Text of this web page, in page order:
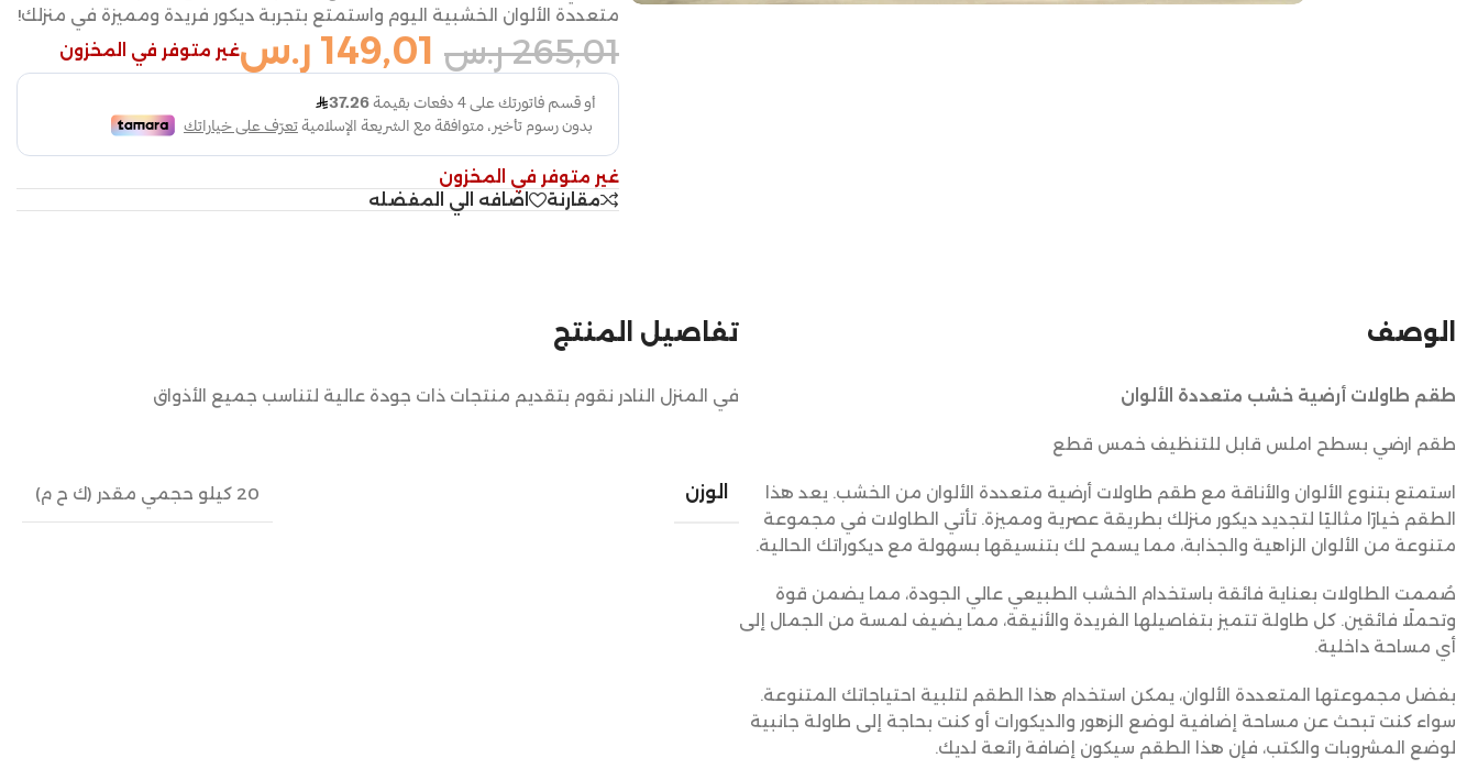
متعددة الألوان الخشبية اليوم واستمتع بتجربة ديكور فريدة ومميزة في منزلك!
265,01 ر.س 149,01 ر.سغير متوفر في المخزون
غير متوفر في المخزون
مقارنة
اضافه الي المفضله
تفاصيل المنتج
في المنزل النادر نقوم بتقديم منتجات ذات جودة عالية لتناسب جميع الأذواق
الوزن 20 كيلو حجمي مقدر (ك ح م)
الوصف
طقم طاولات أرضية خشب متعددة الألوان
طقم ارضي بسطح املس قابل للتنظيف خمس قطع
استمتع بتنوع الألوان والأناقة مع طقم طاولات أرضية متعددة الألوان من الخشب. يعد هذا
الطقم خيارًا مثاليًا لتجديد ديكور منزلك بطريقة عصرية ومميزة. تأتي الطاولات في مجموعة
متنوعة من الألوان الزاهية والجذابة، مما يسمح لك بتنسيقها بسهولة مع ديكوراتك الحالية.
صُممت الطاولات بعناية فائقة باستخدام الخشب الطبيعي عالي الجودة، مما يضمن قوة
وتحملًا فائقين. كل طاولة تتميز بتفاصيلها الفريدة والأنيقة، مما يضيف لمسة من الجمال إلى
أي مساحة داخلية.
بفضل مجموعتها المتعددة الألوان، يمكن استخدام هذا الطقم لتلبية احتياجاتك المتنوعة.
سواء كنت تبحث عن مساحة إضافية لوضع الزهور والديكورات أو كنت بحاجة إلى طاولة جانبية
لوضع المشروبات والكتب، فإن هذا الطقم سيكون إضافة رائعة لديك.